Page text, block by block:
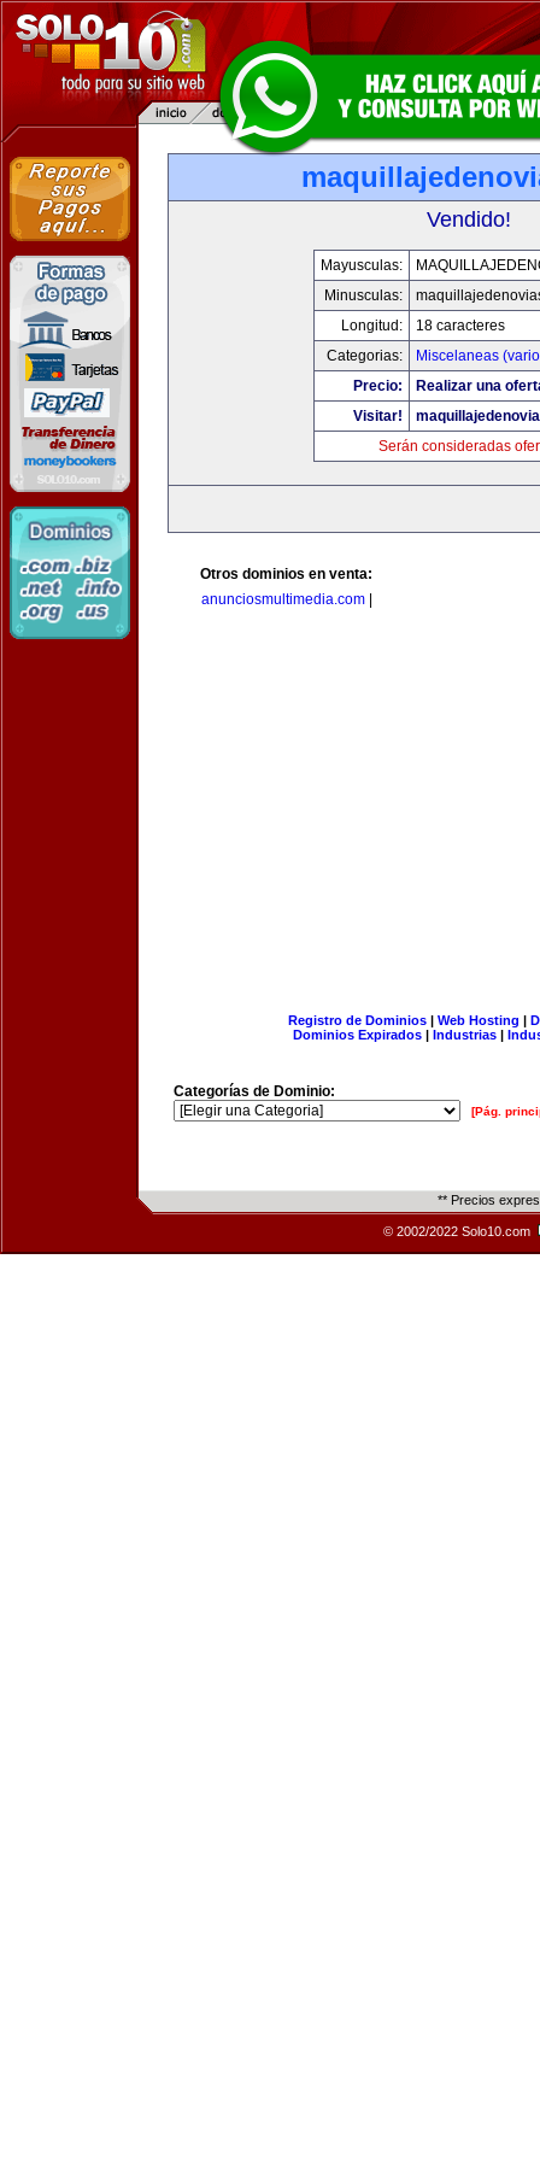
Vendido!
Mayusculas:
Minusculas:
Longitud:
18 caracteres
Categorias:
Miscelaneas
Precio:
Realizar una
Visitar!
Serán consideradas
Otros dominios en venta:
anunciosmultimedia.com|
Registro de Dominios| Web Hosting |
Dominios Expirados | Industrias |
Categorías de Dominio:
[Pág.
** Precios
© 2002/2022 Solo10.com